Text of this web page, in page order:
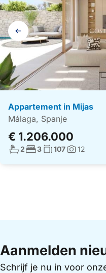
Galerij
navigatie
Appartement in Mijas
Málaga, Spanje
€ 1.206.000
Aantal badkamers:
2Aantal slaapkamers:
3Woonoppervlakte:
107 Foto's:
12
Aanmelden
Schrijf je nu in voor